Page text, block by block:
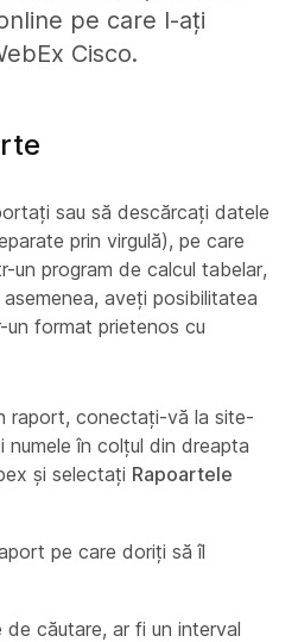
pe care l-ați
Cisco.
sau să descărcați datele
prin virgulă), pe care
un program de calcul tabelar,
aveți posibilitatea
un format prietenos cu
raport, conectați-vă la site-
numele în colțul din dreapta
și selectați Rapoartele
pe care doriți să îl
de căutare, ar fi un interval